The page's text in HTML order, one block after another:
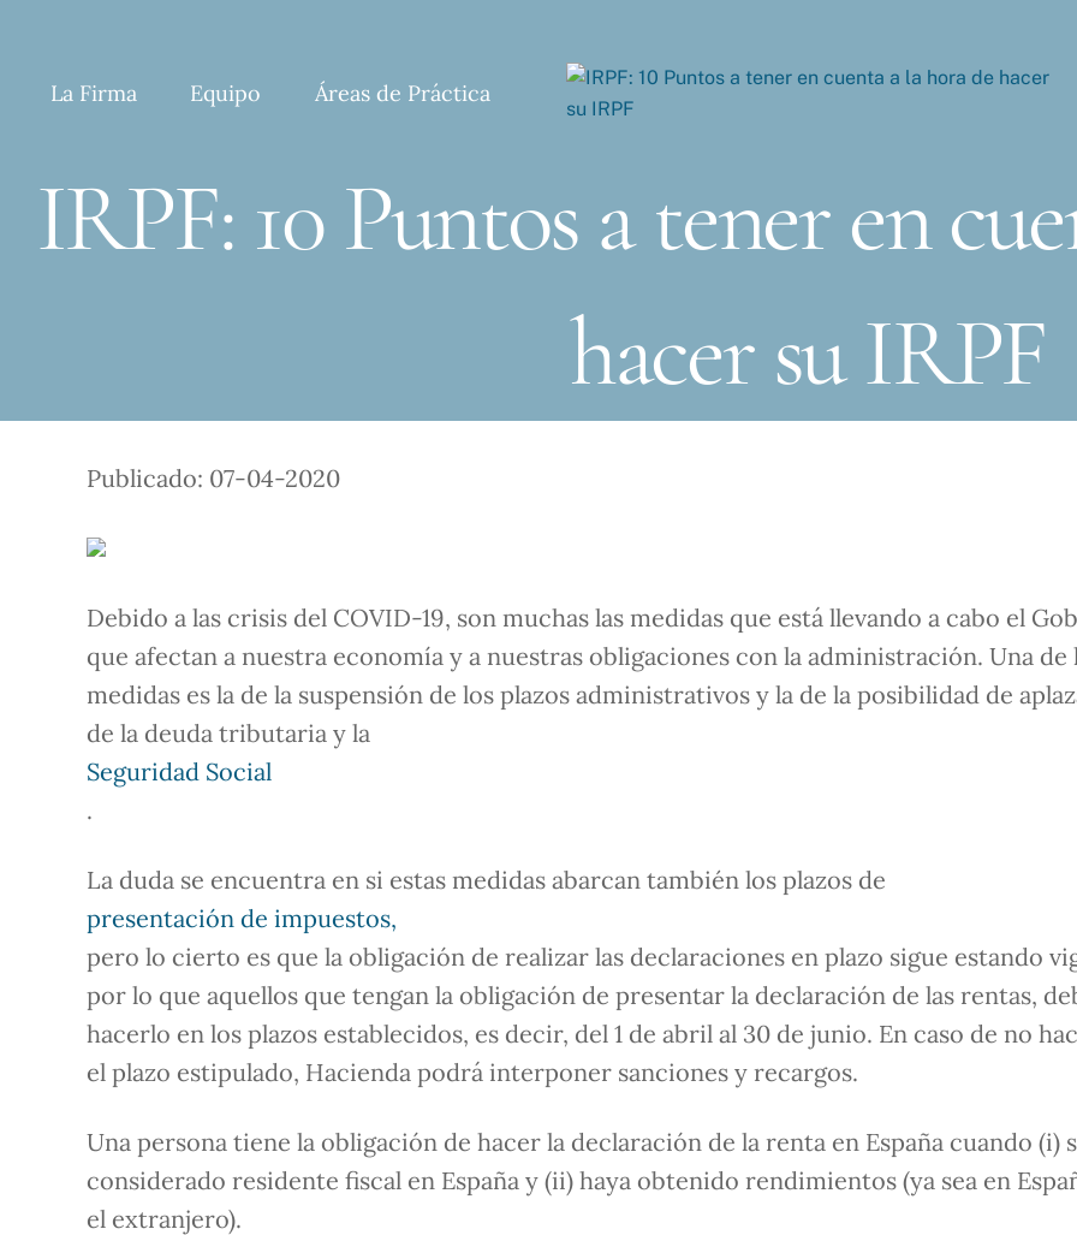
La Firma Equipo Áreas de Práctica
IRPF: 10 Puntos a tener en
hacer su IRPF
Publicado: 07-04-2020
Debido a las crisis del COVID-19, son muchas las medidas que está llevando a cabo el
que afectan a nuestra economía y a nuestras obligaciones con la administración. Una de
medidas es la de la suspensión de los plazos administrativos y la de la posibilidad de
de la deuda tributaria y la
Seguridad Social
.
La duda se encuentra en si estas medidas abarcan también los plazos de
presentación de impuestos,
pero lo cierto es que la obligación de realizar las declaraciones en plazo sigue estando
por lo que aquellos que tengan la obligación de presentar la declaración de las rentas,
hacerlo en los plazos establecidos, es decir, del 1 de abril al 30 de junio. En caso de no
el plazo estipulado, Hacienda podrá interponer sanciones y recargos.
Una persona tiene la obligación de hacer la declaración de la renta en España cuando (i)
considerado residente fiscal en España y (ii) haya obtenido rendimientos (ya sea en
el extranjero).